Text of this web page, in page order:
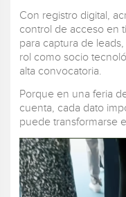
Con registro digital,
control de acceso en
para captura de
rol como socio
alta convocatoria.
Porque en una feria
cuenta, cada dato
puede transformarse